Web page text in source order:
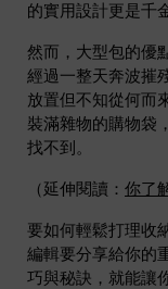
的實用設計更是千
然而，大型包的優
經過一整天奔波摧
放置但不知從何而
裝滿雜物的購物袋
找不到。
（延伸閱讀： 你了
要如何輕鬆打理收
編輯要分享給你的
巧與秘訣，就能讓